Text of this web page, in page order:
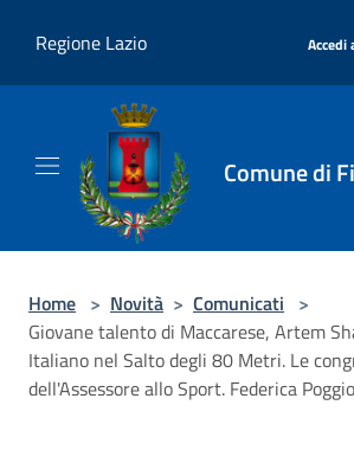
Regione Lazio
Accedi
Comune di
Home > Novità > Comunicati >
Giovane talento di Maccarese, Artem
Italiano nel Salto degli 80 Metri. Le
dell'Assessore allo Sport. Federica